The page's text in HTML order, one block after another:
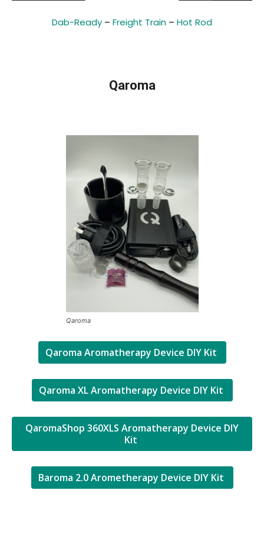
Dab-Ready – Freight Train – Hot Rod
Qaroma
Qaroma
Qaroma Aromatherapy Device DIY Kit
Qaroma XL Aromatherapy Device DIY Kit
QaromaShop 360XLS Aromatherapy Device DIY
Kit
Baroma 2.0 Arometherapy Device DIY Kit